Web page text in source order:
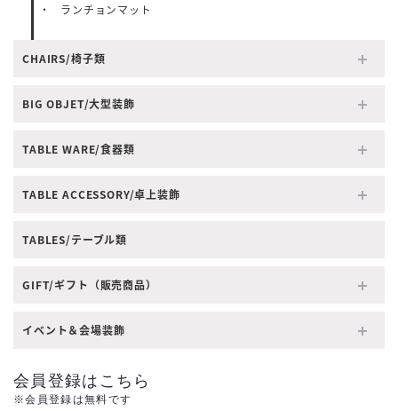
ランチョンマット
CHAIRS/椅子類
BIG OBJET/大型装飾
TABLE WARE/食器類
TABLE ACCESSORY/卓上装飾
TABLES/テーブル類
GIFT/ギフト（販売商品）
イベント＆会場装飾
会員登録はこちら
※会員登録は無料です